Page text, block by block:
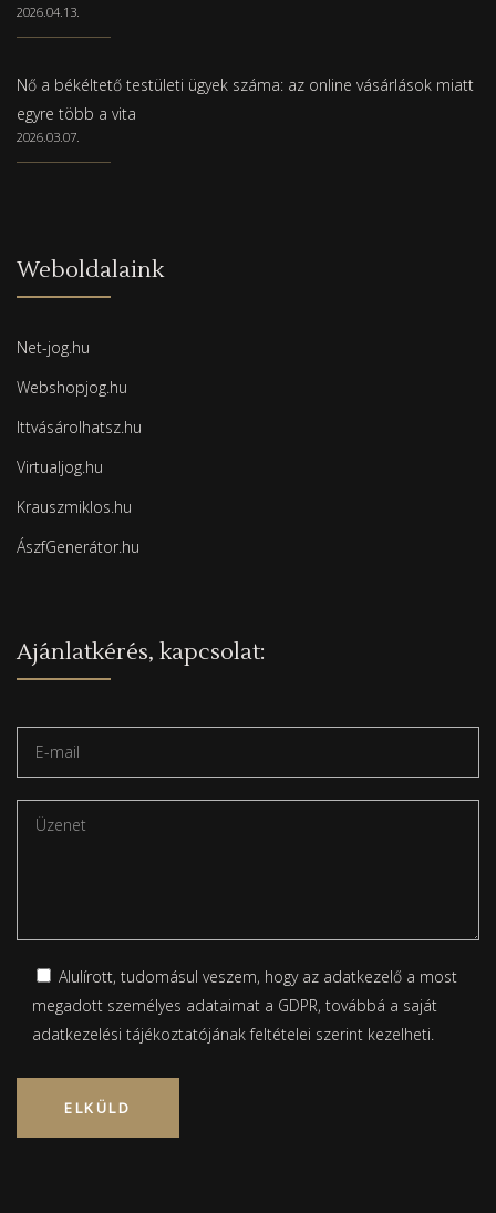
2026.04.13.
Nő a békéltető testületi ügyek száma: az online vásárlások miatt
egyre több a vita
2026.03.07.
Weboldalaink
Net-jog.hu
Webshopjog.hu
Ittvásárolhatsz.hu
Virtualjog.hu
Krauszmiklos.hu
ÁszfGenerátor.hu
Ajánlatkérés, kapcsolat:
Alulírott, tudomásul veszem, hogy az adatkezelő a most
megadott személyes adataimat a GDPR, továbbá a saját
adatkezelési tájékoztatójánakfeltételei szerint kezelheti.